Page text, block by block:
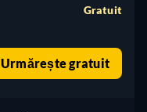
Gratuit
Urmărește gratuit